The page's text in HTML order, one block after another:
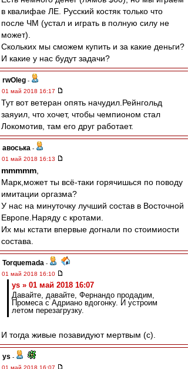
в квалифае ЛЕ. Русский костяк только что
после ЧМ (устал и играть в полную силу не
может).
Скольких мы сможем купить и за какие деньги?
И какие у нас будут задачи?
rwOleg -
01 май 2018 16:17
Тут вот ветеран опять начудил.Рейнгольд
заяуил, что хочет, чтобы чемпионом стал
Локомотив, там его друг работает.
авоська -
01 май 2018 16:13
mmmmm
Марк,может ты всё-таки горячишься по поводу
имитации оргазма?
У нас на минуточку лучший состав в Восточной
Европе.Наряду с кротами.
Их мы кстати впервые догнали по стоимиости
состава.
Torquemada -
01 май 2018 16:10
ys » 01 май 2018 16:07
Давайте, давайте, Фернандо продадим,
Промеса с Адриано вдогонку. И устроим
летом перезагрузку.
И тогда живые позавидуют мертвым (с).
ys -
01 май 2018 16:07